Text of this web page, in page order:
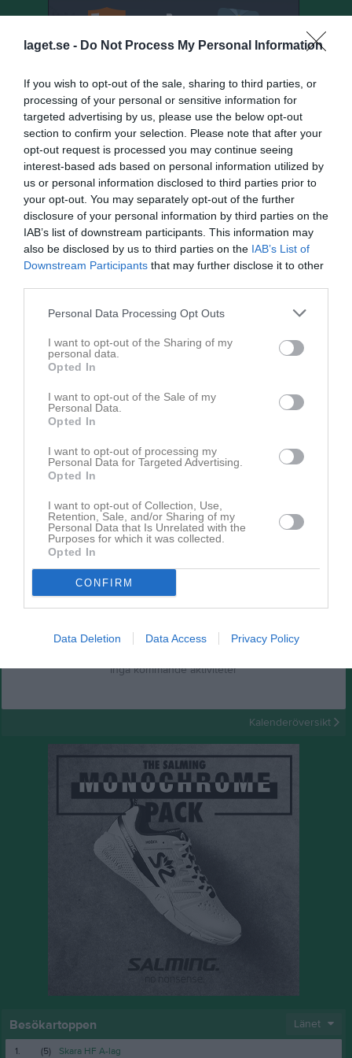
laget.se - Do Not Process My Personal Information
If you wish to opt-out of the sale, sharing to third parties, or
processing of your personal or sensitive information for
targeted advertising by us, please use the below opt-out
section to confirm your selection. Please note that after your
opt-out request is processed you may continue seeing
interest-based ads based on personal information utilized by
us or personal information disclosed to third parties prior to
your opt-out. You may separately opt-out of the further
disclosure of your personal information by third parties on the
IAB’s list of downstream participants. This information may
also be disclosed by us to third parties on the IAB’s List of
Downstream Participants that may further disclose it to other
Personal Data Processing Opt Outs
I want to opt-out of the Sharing of my
personal data.
Opted In
I want to opt-out of the Sale of my
Personal Data.
Opted In
I want to opt-out of processing my
Personal Data for Targeted Advertising.
Opted In
I want to opt-out of Collection, Use,
Retention, Sale, and/or Sharing of my
Personal Data that Is Unrelated with the
Purposes for which it was collected.
Opted In
CONFIRM
Data Deletion Data Access Privacy Policy
Senast uppladdade video
Logga in och ladda upp ert första klipp
4 bilder
Inga kommande aktiviteter
Kalenderöversikt
Besökartoppen Länet
1. (5) Skara HF A-lag